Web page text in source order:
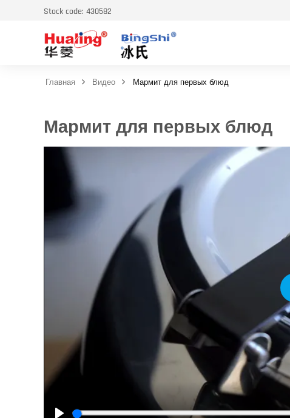
Stock code: 430582
Главная Видео Мармит для первых блюд
Мармит для первых блюд